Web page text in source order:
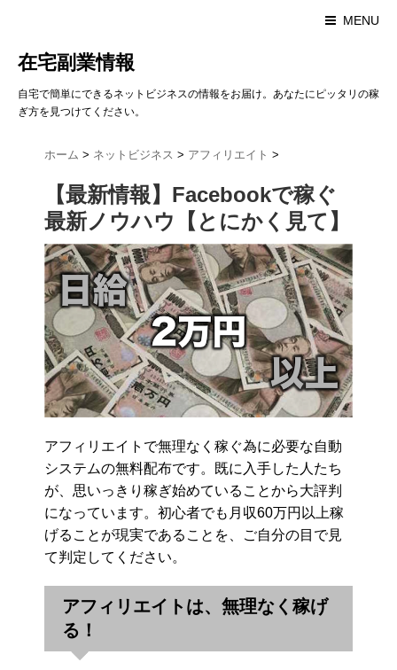
MENU
在宅副業情報
自宅で簡単にできるネットビジネスの情報をお届け。あなたにピッタリの稼
ぎ方を見つけてください。
ホーム > ネットビジネス > アフィリエイト >
【最新情報】Facebookで稼ぐ
最新ノウハウ【とにかく見て】
アフィリエイトで無理なく稼ぐ為に必要な自動
システムの無料配布です。既に入手した人たち
が、思いっきり稼ぎ始めていることから大評判
になっています。初心者でも月収60万円以上稼
げることが現実であることを、ご自分の目で見
て判定してください。
アフィリエイトは、無理なく稼げ
る！